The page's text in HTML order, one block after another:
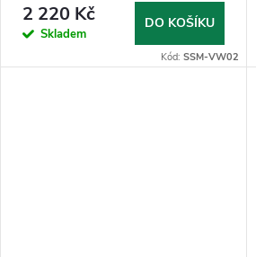
u
o
2 220 Kč
Skladem
DO KOŠÍKU
Kód:SSM-VW02